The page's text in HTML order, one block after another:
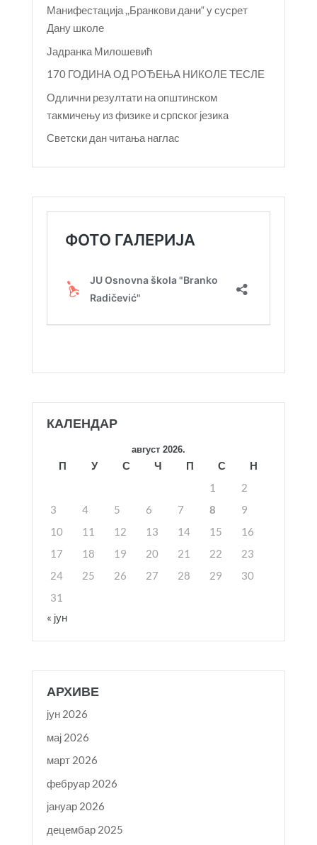
Манифестација ,,Бранкови дани“ у сусрет
Дану школе
Јадранка Милошевић
170 ГОДИНА ОД РОЂЕЊА НИКОЛЕ ТЕСЛЕ
Одлични резултати на општинском
такмичењу из физике и српског језика
Светски дан читања наглас
КАЛЕНДАР
август 2026.
П У С Ч П С
Н
1
2
3
4 5 6 7 8
9
10
11 12 13 14 15
16
17
18 19 20 21 22
23
24
25 26 27 28 29
30
31
« јун
АРХИВЕ
јун 2026
мај 2026
март 2026
фебруар 2026
јануар 2026
децембар 2025